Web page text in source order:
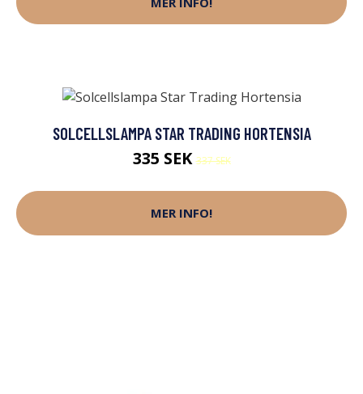
SOLCELLSLAMPA STAR TRADING HORTENSIA
335 SEK337 SEK
MER INFO!